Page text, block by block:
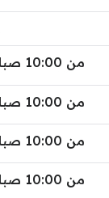
من 10:00 صباحًا حتى 10:00 مساءً
من 10:00 صباحًا حتى 10:00 مساءً
من 10:00 صباحًا حتى 10:00 مساءً
من 10:00 صباحًا حتى 10:00 مساءً